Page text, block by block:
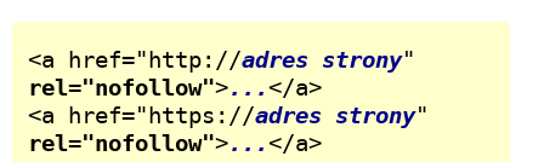
<a href="http://adres strony
rel="nofollow">...</a>
<a href="https://adres strony
rel="nofollow">...</a>